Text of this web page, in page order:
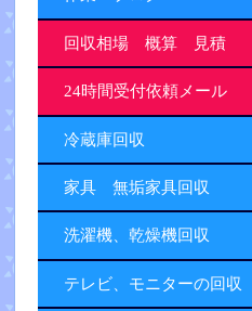
回収相場 概算 見積
24時間受付依頼メール
冷蔵庫回収
家具 無垢家具回収
洗濯機、乾燥機回収
テレビ、モニターの回収